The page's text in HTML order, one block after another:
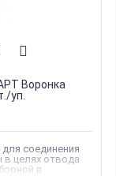
Воронка
уп.
соединения
в целях отвода
в